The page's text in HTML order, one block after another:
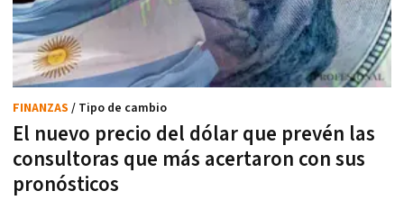
El nuevo precio del dólar que prevén las
consultoras que más acertaron con sus
pronósticos
FINANZAS / Tipo de cambio